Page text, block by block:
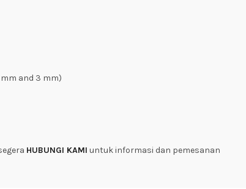
and 3 mm)
HUBUNGI KAMI untuk informasi dan pemesanan